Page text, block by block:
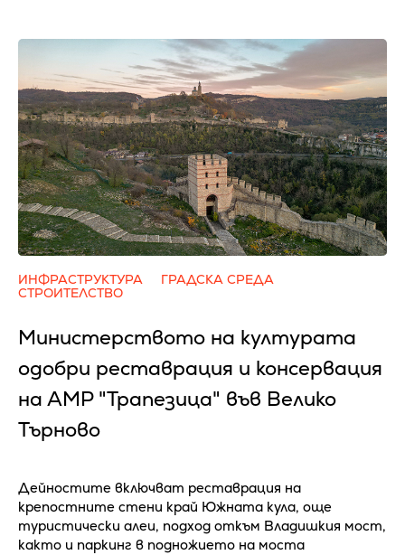
ИНФРАСТРУКТУРА
ГРАДСКА СРЕДА
СТРОИТЕЛСТВО
Министерството на културата
одобри реставрация и консервация
на АМР "Трапезица" във Велико
Търново
Дейностите включват реставрация на
крепостните стени край Южната кула, още
туристически алеи, подход откъм Владишкия мост,
както и паркинг в подножието на моста